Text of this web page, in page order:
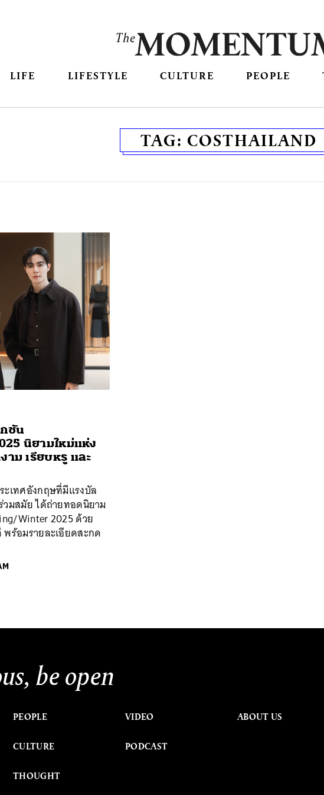
LIFE LIFESTYLE CULTURE PEOPLE
TAG: COSTHAILAND
กชัน
นิยามใหม่แห่ง
าม เรียบหรู และ
ะเทศอังกฤษที่มีแรงบัล
มสมัย ได้ถ่ายทอดนิยาม
Winter 2025 ด้วย
ร้อมรายละเอียดสะกด
be open
PEOPLE
CULTURE
THOUGHT
VIDEO
PODCAST
ABOUT US
ค้นหา